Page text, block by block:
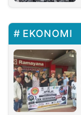
EKONOMI